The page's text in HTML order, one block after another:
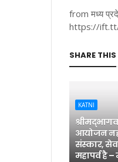
from मध्य
https://
SHARE THIS
KATNI
आयोजन
संस्कार,
महापर्व है